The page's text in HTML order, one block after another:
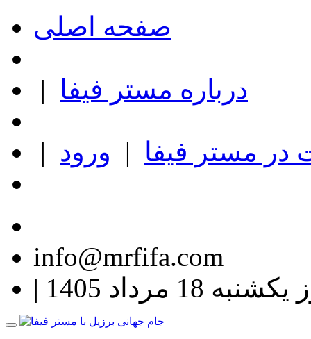
صفحه اصلی
| درباره مستر فیفا
| مستر فیفا | ورود
info@mrfifa.com
18 مرداد 1405